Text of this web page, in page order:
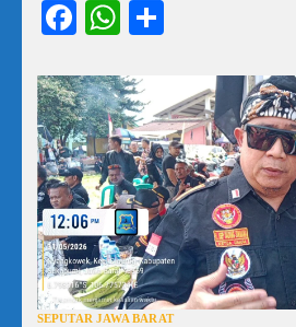
Facebook
WhatsApp
SEPUTAR JAWA BARAT